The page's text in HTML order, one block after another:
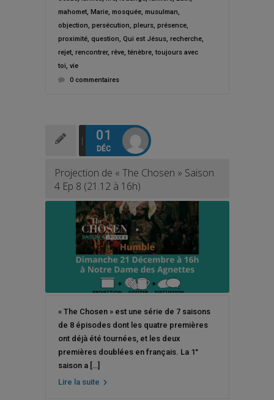
mahomet, Marie, mosquée, musulman
objection persécution pleurs, présence,
proximité, question Qui est Jésus, recherche,
rejet, rencontrer, rêve, ténèbre, toujours avec
toi vie
0 commentaires
01
DÉC
Projection de « The Chosen » Saison
4 Ep 8 (21.12 à 16h)
« The Chosen » est une série de 7 saisons
de 8 épisodes dont les quatre premières
ont déjà été tournées, et les deux
premières doublées en français. La 1°
saison a […]
Lire la suite